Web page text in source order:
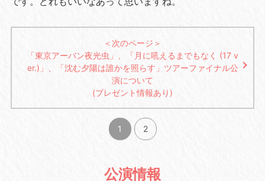
＜次のページ＞
「東京アーバン夜光虫」、「月に吼えるまでもなく (17 v
er.)」、「沈む夕陽は誰かを照らす」ツアーファイナル公
演について
(プレゼント情報あり)
1 2
公演情報